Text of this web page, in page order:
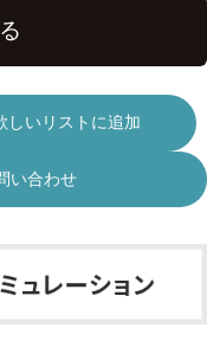
しいリストに追加
い合わせ